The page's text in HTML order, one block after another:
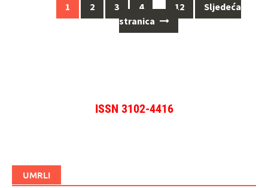
1 2 3 4 … 12
Sljedeća
stranica
ISSN 3102-4416
UMRLI